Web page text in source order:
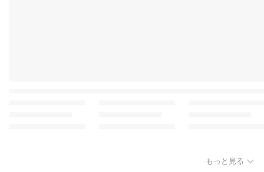
もっと見る